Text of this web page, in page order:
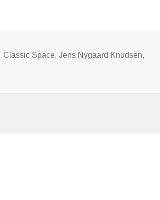
Tag
Classic Space,Jens Nygaard Knudsen,